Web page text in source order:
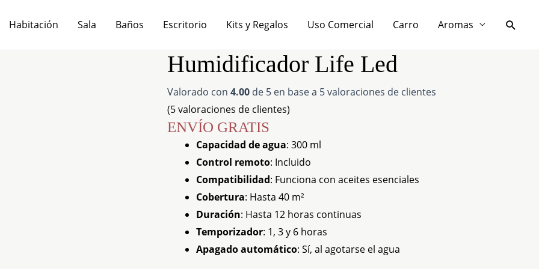
Habitación Sala Baños Escritorio Kits y Regalos Uso Comercial Carro Aromas
Humidificador Life Led
Valorado con 4.00de 5 en base a 5valoraciones de clientes
(5valoraciones de clientes)
ENVÍO GRATIS
Capacidad de agua: 300 ml
Control remoto: Incluido
Compatibilidad: Funciona con aceites esenciales
Cobertura: Hasta 40 m²
Duración: Hasta 12 horas continuas
Temporizador: 1, 3 y 6 horas
Apagado automático: Sí, al agotarse el agua
Humidificador
Life
Led
cantidad